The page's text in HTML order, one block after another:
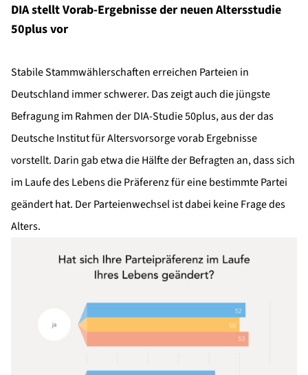
DIA stellt Vorab-Ergebnisse der neuen Altersstudie
50plus vor
Stabile Stammwählerschaften erreichen Parteien in
Deutschland immer schwerer. Das zeigt auch die jüngste
Befragung im Rahmen der DIA-Studie 50plus, aus der das
Deutsche Institut für Altersvorsorge vorab Ergebnisse
vorstellt. Darin gab etwa die Hälfte der Befragten an, dass sich
im Laufe des Lebens die Präferenz für eine bestimmte Partei
geändert hat. Der Parteienwechsel ist dabei keine Frage des
Alters.